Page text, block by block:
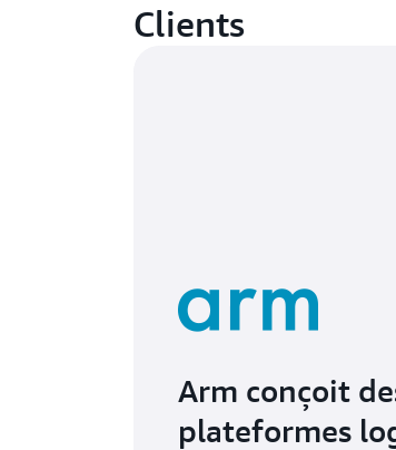
Clients
Arm conçoit
plateformes